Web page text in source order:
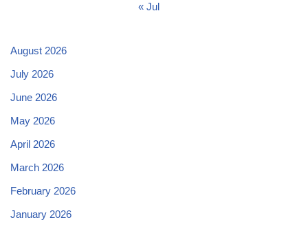
« Jul
August 2026
July 2026
June 2026
May 2026
April 2026
March 2026
February 2026
January 2026